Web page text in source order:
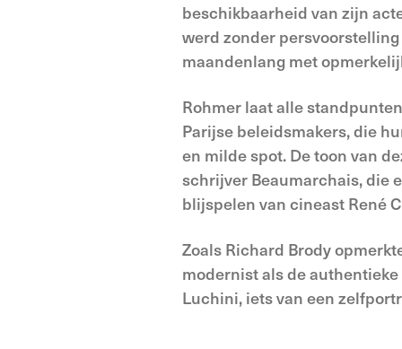
beschikbaarheid van zijn
werd zonder
maandenlang met
Rohmer laat alle
Parijse beleidsmakers, die
en milde spot. De toon van
schrijver Beaumarchais, die
blijspelen van cineast René
Zoals Richard Brody
modernist als de
Luchini, iets van een